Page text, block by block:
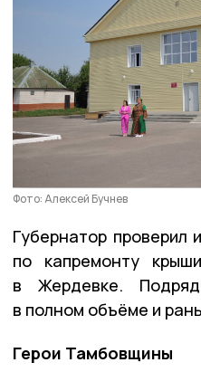
Фото: Алексей Бучнев
Губернатор проверил
по капремонту
в Жердевке.
в полном объёме и
Герои Тамбовщины